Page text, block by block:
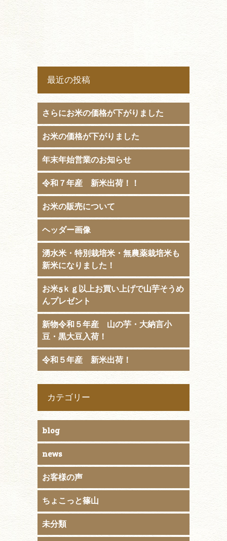
最近の投稿
さらにお米の価格が下がりました
お米の価格が下がりました
年末年始営業のお知らせ
令和７年産 新米出荷！！
お米の販売について
ヘッダー画像
湧水米・特別栽培米・無農薬栽培米も
新米になりました！
お米5ｋｇ以上お買い上げで山芋そうめ
んプレゼント
新物令和５年産 山の芋・大納言小
豆・黒大豆入荷！
令和５年産 新米出荷！
カテゴリー
blog
news
お客様の声
ちょこっと篠山
未分類